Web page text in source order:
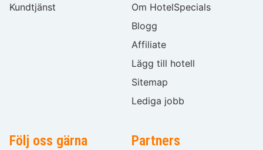
Kundtjänst
Om HotelSpecials
Blogg
Affiliate
Lägg till hotell
Sitemap
Lediga jobb
Följ oss gärna Partners